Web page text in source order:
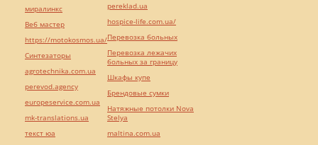
миралинкс
Веб мастер
https://motokosmos.ua/
Синтезаторы
agrotechnika.com.ua
perevod.agency
europeservice.com.ua
mk-translations.ua
текст юа
pereklad.ua
hospice-life.com.ua/
Перевозка больных
Перевозка лежачих
больных за границу
Шкафы купе
Брендовые сумки
Натяжные потолки Nova
Stelya
maltina.com.ua